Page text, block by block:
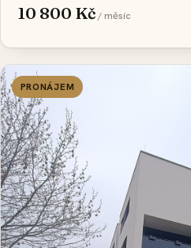
10 800 Kč/ měsíc
PRONÁJEM